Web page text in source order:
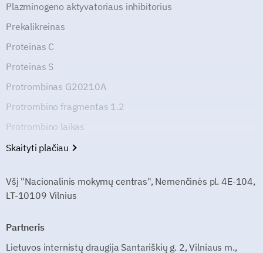
Plazminogeno aktyvatoriaus inhibitorius
Prekalikreinas
Proteinas C
Proteinas S
Protrombinas G20210A
Protrombino fragmentas 1.2
Protrombino laikas
Skaityti plačiau
Všį "Nacionalinis mokymų centras", Nemenčinės pl. 4E-104,
LT-10109 Vilnius
Partneris
Lietuvos internistų draugija Santariškių g. 2, Vilniaus m.,